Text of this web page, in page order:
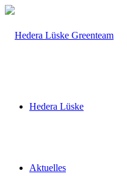
Hedera Lüske
Aktuelles